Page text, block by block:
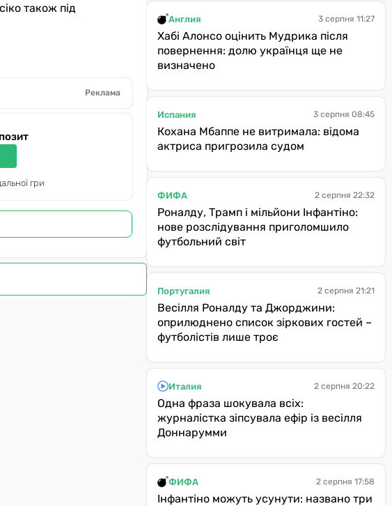
також під
Реклама
гри
Англия 3 серпня 11:27
Хабі Алонсо оцінить Мудрика після
повернення: долю українця ще не
визначено
Испания 3 серпня 08:45
Кохана Мбаппе не витримала: відома
актриса пригрозила судом
ФИФА 2 серпня 22:32
Роналду, Трамп і мільйони Інфантіно:
нове розслідування приголомшило
футбольний світ
Португалия 2 серпня 21:21
Весілля Роналду та Джорджини:
оприлюднено список зіркових гостей –
футболістів лише троє
Италия 2 серпня 20:22
Одна фраза шокувала всіх:
журналістка зіпсувала ефір із весілля
Доннарумми
ФИФА 2 серпня 17:58
Інфантіно можуть усунути: названо три